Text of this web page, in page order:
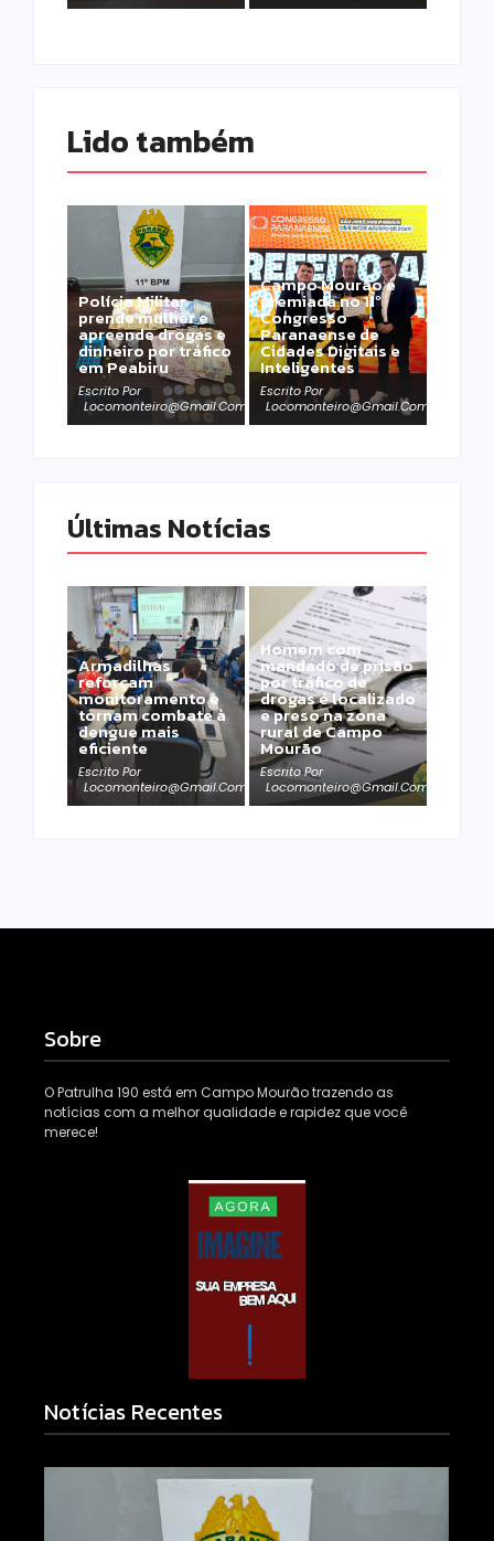
Lido também
Polícia Militar
prende mulher e
apreende drogas e
dinheiro por tráfico
em Peabiru
Escrito Por
Locomonteiro@gmail.com
Campo Mourão é
premiada no 11º
Congresso
Paranaense de
Cidades Digitais e
Inteligentes
Escrito Por
Locomonteiro@gmail.com
Últimas Notícias
Armadilhas
reforçam
monitoramento e
tornam combate à
dengue mais
eficiente
Escrito Por
Locomonteiro@gmail.com
Homem com
mandado de prisão
por tráfico de
drogas é localizado
e preso na zona
rural de Campo
Mourão
Escrito Por
Locomonteiro@gmail.com
Sobre
O Patrulha 190 está em Campo Mourão trazendo as
notícias com a melhor qualidade e rapidez que você
merece!
Notícias Recentes